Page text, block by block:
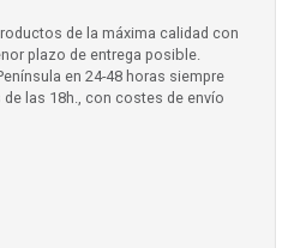
de la máxima calidad con
plazo de entrega posible.
en 24-48 horas siempre
las 18h., con costes de envío